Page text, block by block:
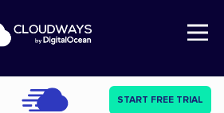
Open Nav
START FREE TRIAL